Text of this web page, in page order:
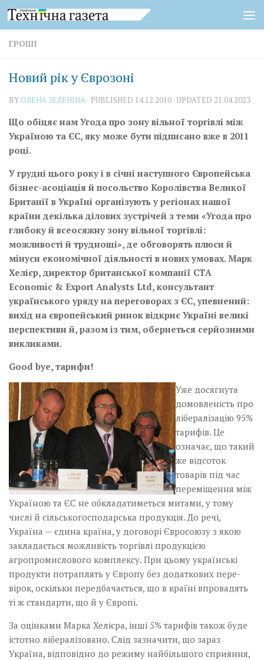
Skip to content
ГРОШІ
Новий рік у Єврозоні
BY ОЛЕНА ЗЕЛЕНІНА · PUBLISHED 14.12.2010 · UPDATED 21.04.2023
Що обіцяє нам Угода про зону вільної торгівлі між
Україною та ЄС, яку може бути підписано вже в 2011
році.
У грудні цього року і в січні наступного Європейська
бізнес-асоціація й посольство Королівства Великої
Британії в Україні організують у регіонах нашої
країни декілька ділових зустрічей з теми «Угода про
глибоку й всеосяжну зону вільної торгівлі:
можливості й труднощі», де обговорять плюси й
мінуси економічної діяльності в нових умовах. Марк
Хелієр, директор британської компанії СТА
Есоnоmiс & Ехроrt Аnalysts Ltd, консультант
українського уряду на переговорах з ЄС, упевнений:
вихід на європейський ринок відкриє Україні великі
перспективи й, разом із тим, обернеться серйозними
викликами.
Good bye, тарифи!
Уже досягнута
домовленість про
лібералізацію 95%
тарифів. Це
означає, що такий
же відсоток
товарів під час
переміщення між
Україною та ЄС не обкладатиметься митами, у тому
числі й сільськогосподарська продукція. До речі,
Україна — єдина країна, у договорі Євросоюзу з якою
закладається можливість торгівлі продукцією
агропромислового комплексу. При цьому українські
продукти потраплять у Європу без додаткових пере-
вірок, оскільки передбачається, що в країні впровадять
ті ж стандарти, що й у Європі.
За оцінками Марка Хелієра, інші 5% тарифів також буде
істотно лібералізовано. Слід зазначити, що зараз
Україна, відповідно до режиму найбільшого сприяння,